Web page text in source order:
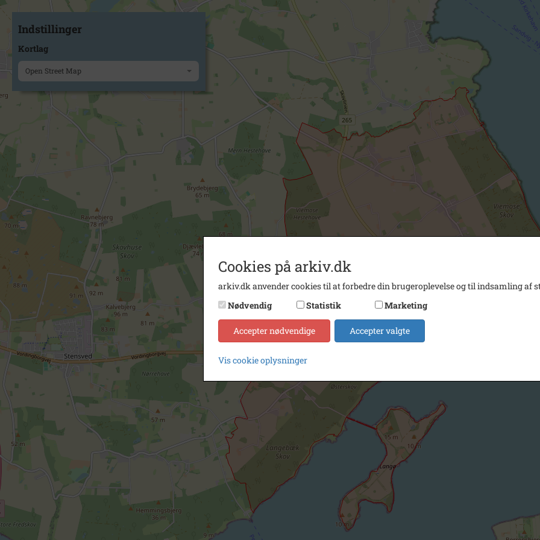
Indstillinger
Kortlag
Open Street Map
Cookies på arkiv.dk
arkiv.dk anvender cookies til at forbedre din brugeroplevelse og til indsamling af
Nødvendig
Statistik Marketing
Accepter nødvendige Accepter valgte
Vis cookie oplysninger